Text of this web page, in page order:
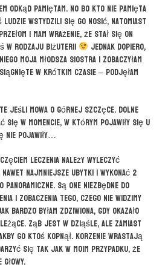
odkąd pamiętam. No bo kto nie pamięta
ludzie wstydzili się go nosić, natomiast
i mam wrażenie, że stał się on
w rodzaju biżuterii
Jednak dopiero,
moja młodsza siostra i zobaczyłam
w krótkim czasie – podjęłam
jeśli mowa o górnej szczęce. Dolne
się w momencie, w którym pojawiły się u
nie pojawiły…
leczenia należy wyleczyć
najmniejsze ubytki i wykonać 2
Są one niezbędne do
i zobaczenia tego, czego nie widzimy
bardzo byłam zdziwiona, gdy okazało
leżące. Ząb jest w dziąśle, ale zamiast
go ktoś kopnął. Korzenie wrastają
się tak jak w moim przypadku, że